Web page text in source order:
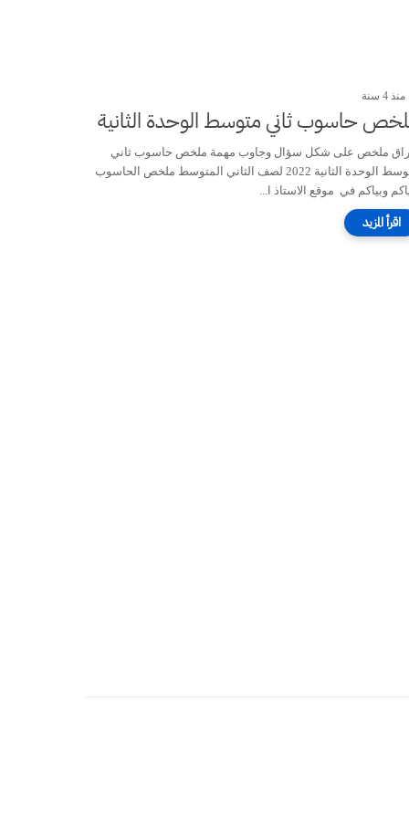
منذ 4 سنة
حاسوب ثاني متوسط الوحدة الثانية
ملخص على شكل سؤال وجاوب مهمة ملخص حاسوب ثاني
متوسط الوحدة الثانية 2022 لصف الثاني المتوسط ملخص الحاسوب
وبياكم في موقع الاستاذ ا...